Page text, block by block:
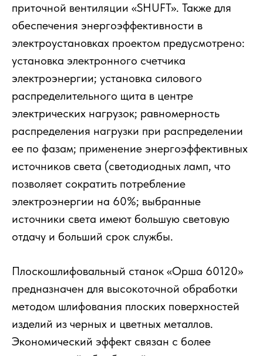
приточной вентиляции «SHUFT». Также для
обеспечения энергоэффективности в
электроустановках проектом предусмотрено:
установка электронного счетчика
электроэнергии; установка силового
распределительного щита в центре
электрических нагрузок; равномерность
распределения нагрузки при распределении
ее по фазам; применение энергоэффективных
источников света (светодиодных ламп, что
позволяет сократить потребление
электроэнергии на 60%; выбранные
источники света имеют большую световую
отдачу и больший срок службы.
Плоскошлифовальный станок «Орша 60120»
предназначен для высокоточной обработки
методом шлифования плоских поверхностей
изделий из черных и цветных металлов.
Экономический эффект связан с более